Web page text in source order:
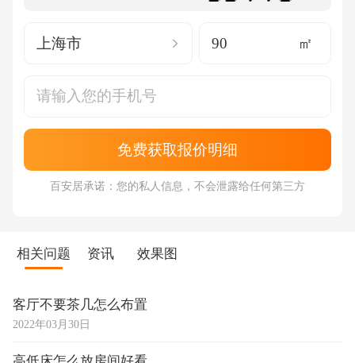
上海市 ㎡
免费获取报价明细
百安居承诺：您的私人信息，不会泄露给任何第三方
相关问题 资讯 效果图
客厅不要茶几怎么布置
2022年03月30日